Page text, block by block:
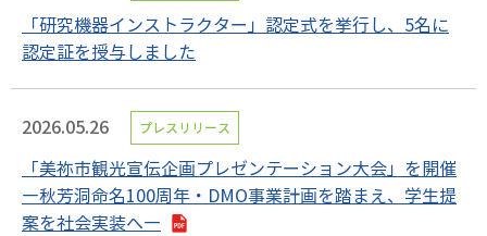
「研究機器インストラクター」認定式を挙行し、5名に
認定証を授与しました
2026.05.26 プレスリリース
「美祢市観光宣伝企画プレゼンテーション大会」を開催
―秋芳洞命名100周年・DMO事業計画を踏まえ、学生提
案を社会実装へ―